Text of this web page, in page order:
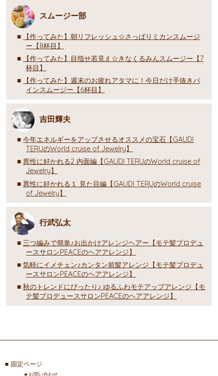
スムージー部
【作ってみた】朝リフレッシュ☆さっぱりミカンスムージ
ー【8杯目】
【作ってみた】目指せ若見え☆きなくるみんスムージー【7
杯目】
【作ってみた】週末のお疲れアタマに！今日だけ手抜きパ
インスムージー【6杯目】
吉田輝夫
今年エネルギーをアップさせるオススメの宝石【GAUDI
TERUのWorld cruise of Jewelry】
異性に好かれる2 内面編【GAUDI TERUのWorld cruise of
Jewelry】
異性に好かれる１ 見た目編【GAUDI TERUのWorld cruise
of Jewelry】
行武弘太
三つ編みで簡単♪お出かけアレンジヘアー【モテ髪プロデュ
ースサロンPEACEのヘアアレンジ】
気軽にイメチェン♪カンタン前髪アレンジ【モテ髪プロデュ
ースサロンPEACEのヘアアレンジ】
秋のトレンドにぴったり♪ ゆるふわモテアップアレンジ【モ
テ髪プロデュースサロンPEACEのヘアアレンジ】
固定ページ
お問い合わせ